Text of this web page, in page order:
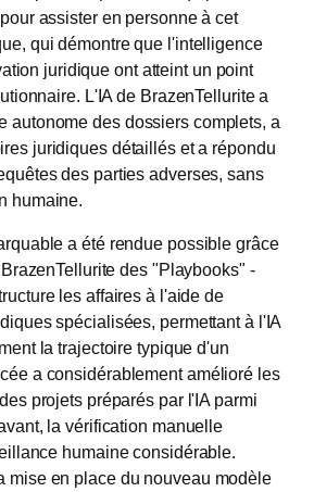
assister en personne à cet
qui démontre que l'intelligence
juridique ont atteint un point
L'IA de BrazenTellurite a
autonome des dossiers complets, a
juridiques détaillés et a répondu
des parties adverses, sans
humaine.
a été rendue possible grâce
des "Playbooks" -
les affaires à l'aide de
spécialisées, permettant à l'IA
la trajectoire typique d'un
a considérablement amélioré les
projets préparés par l'IA parmi
la vérification manuelle
humaine considérable.
mise en place du nouveau modèle